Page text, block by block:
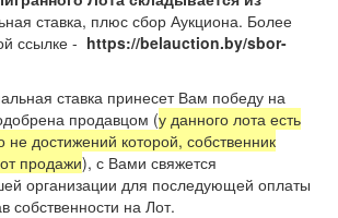
ставка, плюс сбор Аукциона. Более
ссылке - https://belauction.by/sbor-
ставка принесет Вам победу на
продавцом (у данного лота есть
не достижений которой, собственник
продажи), с Вами свяжется
организации для последующей оплаты
собственности на Лот.